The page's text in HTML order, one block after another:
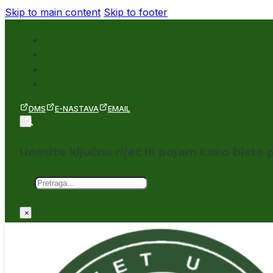
Skip to main content Skip to footer
DMS E-NASTAVA EMAIL
Unesite ključnu riječ ili pojam kako biste
Pretraga
×